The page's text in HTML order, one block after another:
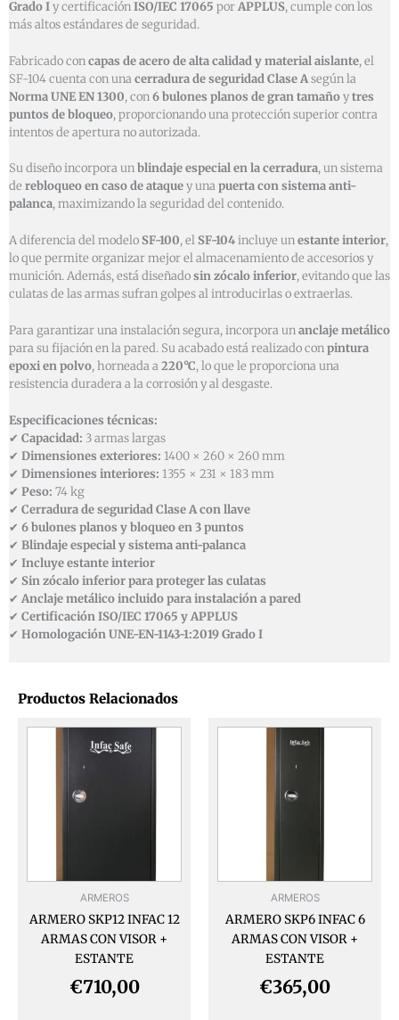
Grado Iy certificaciónISO/IEC 17065 porAPPLUS, cumple con los
más altos estándares de seguridad.
Fabricado concapas de acero de alta calidad y material aislante, el
SF-104 cuenta con unacerradura de seguridad Clase Asegún la
Norma UNE EN 1300, con6 bulones planos de gran tamañoytres
puntos de bloqueo, proporcionando una protección superior contra
intentos de apertura no autorizada.
Su diseño incorpora unblindaje especial en la cerradura, un sistema
de rebloqueo en caso de ataquey unapuerta con sistema anti-
palanca, maximizando la seguridad del contenido.
A diferencia del modeloSF-100, elSF-104incluye unestante interior,
lo que permite organizar mejor el almacenamiento de accesorios y
munición. Además, está diseñadosin zócalo inferior, evitando que las
culatas de las armas sufran golpes al introducirlas o extraerlas.
Para garantizar una instalación segura, incorpora unanclaje metálico
para su fijación en la pared. Su acabado está realizado conpintura
epoxi en polvo, horneada a220°C, lo que le proporciona una
resistencia duradera a la corrosión y al desgaste.
Especificaciones técnicas:
✔ Capacidad: 3 armas largas
✔ Dimensiones exteriores: 1400 × 260 × 260 mm
✔ Dimensiones interiores: 1355 × 231 × 183 mm
✔ Peso: 74 kg
✔ Cerradura de seguridad Clase A con llave
✔ 6 bulones planos y bloqueo en 3 puntos
✔ Blindaje especial y sistema anti-palanca
✔ Incluye estante interior
✔ Sin zócalo inferior para proteger las culatas
✔ Anclaje metálico incluido para instalación a pared
✔ Certificación ISO/IEC 17065 y APPLUS
✔ Homologación UNE-EN-1143-1:2019 Grado I
Productos Relacionados
ARMEROS
ARMERO SKP12 INFAC 12
ARMAS CON VISOR +
ESTANTE
€710,00
ARMEROS
ARMERO SKP6 INFAC 6
ARMAS CON VISOR +
ESTANTE
€365,00